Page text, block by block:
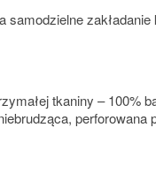
samodzielne zakładanie
tkaniny – 100%
perforowana